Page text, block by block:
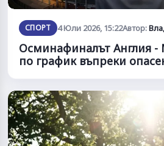
СПОРТ 4 Юли 2026, 15:22Автор:
Осминафиналът Англия -
по график въпреки